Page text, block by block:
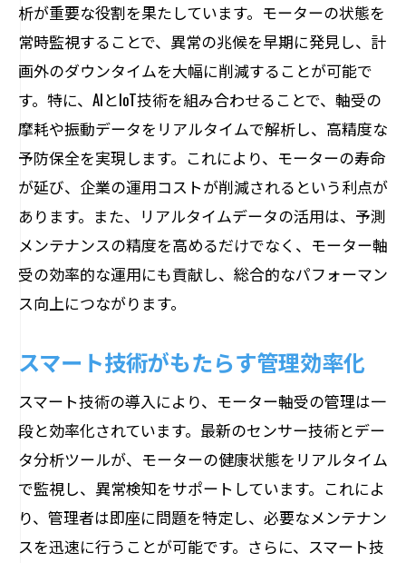
析が重要な役割を果たしています。モーターの状態を
常時監視することで、異常の兆候を早期に発見し、計
画外のダウンタイムを大幅に削減することが可能で
す。特に、AIとIoT技術を組み合わせることで、軸受の
摩耗や振動データをリアルタイムで解析し、高精度な
予防保全を実現します。これにより、モーターの寿命
が延び、企業の運用コストが削減されるという利点が
あります。また、リアルタイムデータの活用は、予測
メンテナンスの精度を高めるだけでなく、モーター軸
受の効率的な運用にも貢献し、総合的なパフォーマン
ス向上につながります。
スマート技術がもたらす管理効率化
スマート技術の導入により、モーター軸受の管理は一
段と効率化されています。最新のセンサー技術とデー
タ分析ツールが、モーターの健康状態をリアルタイム
で監視し、異常検知をサポートしています。これによ
り、管理者は即座に問題を特定し、必要なメンテナン
スを迅速に行うことが可能です。さらに、スマート技